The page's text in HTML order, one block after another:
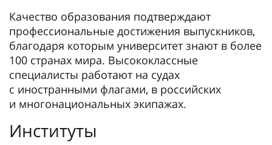
Качество образования подтверждают
профессиональные достижения выпускников,
благодаря которым университет знают в более
100 странах мира. Высококлассные
специалисты работают на судах
с иностранными флагами, в российских
и многонациональных экипажах.
Институты